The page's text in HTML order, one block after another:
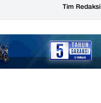
Tim Redaksi